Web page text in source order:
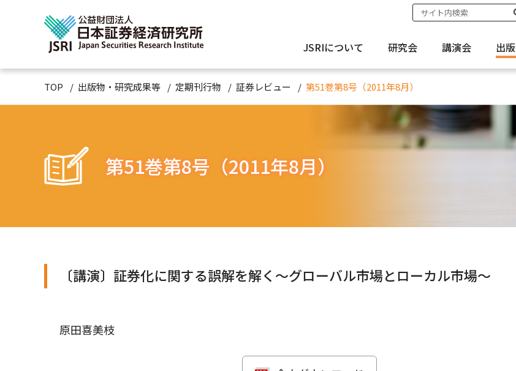
JSRIについて 研究会 講演会 出
TOP 出版物・研究成果等 定期刊行物 証券レビュー 第51巻第8号（2011年8月）
第51巻第8号（2011年8月）
〔講演〕証券化に関する誤解を解く〜グローバル市場とローカル市場〜
原田喜美枝